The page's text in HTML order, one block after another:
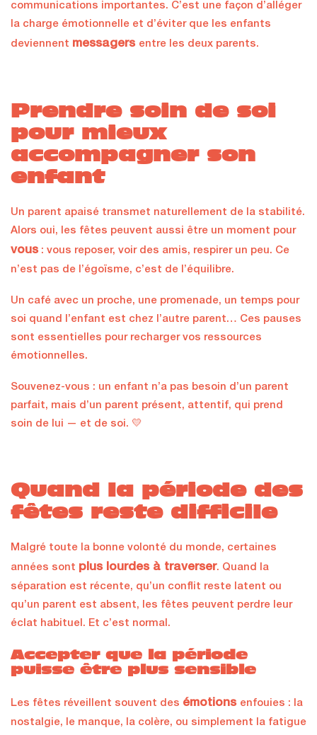
communications importantes. C’est une façon d’alléger
la charge émotionnelle et d’éviter que les enfants
deviennent messagers entre les deux parents.
Prendre soin de soi
pour mieux
accompagner son
enfant
Un parent apaisé transmet naturellement de la stabilité.
Alors oui, les fêtes peuvent aussi être un moment pour
vous : vous reposer, voir des amis, respirer un peu. Ce
n’est pas de l’égoïsme, c’est de l’équilibre.
Un café avec un proche, une promenade, un temps pour
soi quand l’enfant est chez l’autre parent… Ces pauses
sont essentielles pour recharger vos ressources
émotionnelles.
Souvenez-vous : un enfant n’a pas besoin d’un parent
parfait, mais d’un parent présent, attentif, qui prend
soin de lui — et de soi. 💛
Quand la période des
fêtes reste difficile
Malgré toute la bonne volonté du monde, certaines
années sont plus lourdes à traverser. Quand la
séparation est récente, qu’un conflit reste latent ou
qu’un parent est absent, les fêtes peuvent perdre leur
éclat habituel. Et c’est normal.
Accepter que la période
puisse être plus sensible
Les fêtes réveillent souvent des émotions enfouies : la
nostalgie, le manque, la colère, ou simplement la fatigue